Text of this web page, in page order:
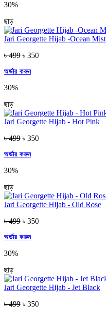
30%
ছাড়
Jari Georgette Hijab -Ocean Mist
৳ 499 ৳ 350
অর্ডার করুন
30%
ছাড়
Jari Georgette Hijab - Hot Pink
৳ 499 ৳ 350
অর্ডার করুন
30%
ছাড়
Jari Georgette Hijab - Old Rose
৳ 499 ৳ 350
অর্ডার করুন
30%
ছাড়
Jari Georgette Hijab - Jet Black
৳ 499 ৳ 350